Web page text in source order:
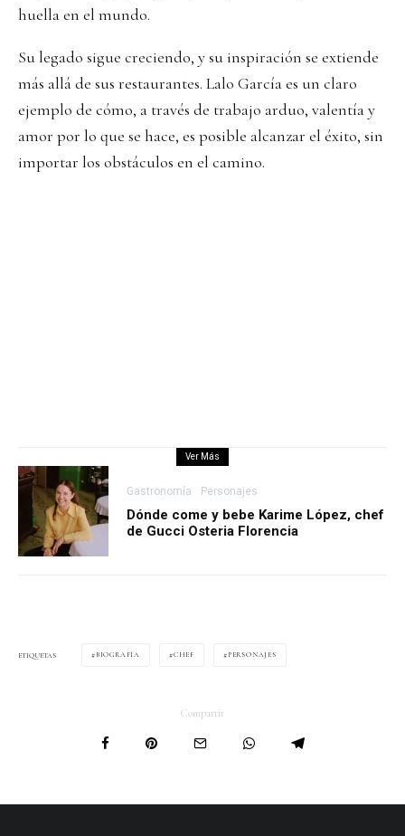
huella en el mundo.
Su legado sigue creciendo, y su inspiración se extiende
más allá de sus restaurantes. Lalo García es un claro
ejemplo de cómo, a través de trabajo arduo, valentía y
amor por lo que se hace, es posible alcanzar el éxito, sin
importar los obstáculos en el camino.
Ver Más
Gastronomía Personajes
Dónde come y bebe Karime López, chef
de Gucci Osteria Florencia
ETIQUETAS BIOGRAFÍA CHEF PERSONAJES
Compartir